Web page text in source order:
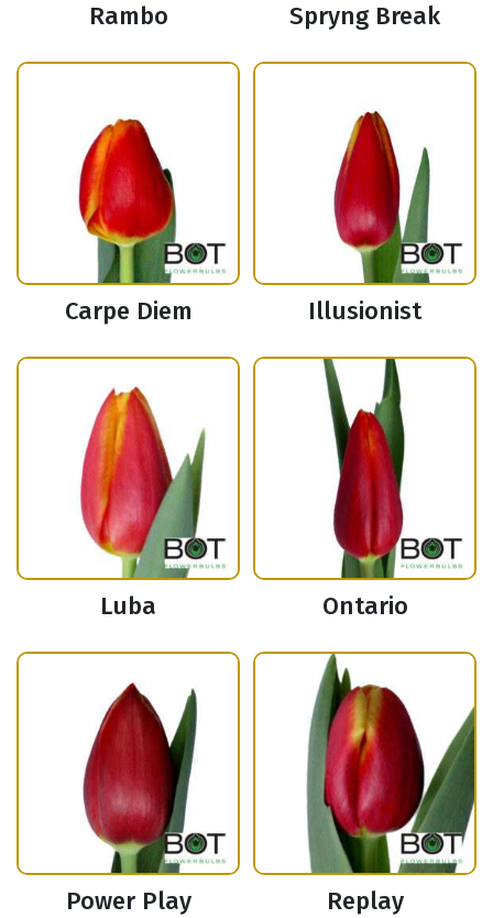
Rambo Spryng Break
Carpe Diem Illusionist
Luba Ontario
Power Play Replay